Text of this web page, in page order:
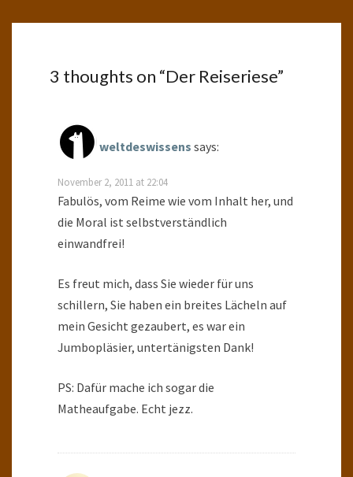
3 thoughts on “Der Reiseriese”
weltdeswissens says:
November 2, 2011 at 22:04
Fabulös, vom Reime wie vom Inhalt her, und
die Moral ist selbstverständlich
einwandfrei!
Es freut mich, dass Sie wieder für uns
schillern, Sie haben ein breites Lächeln auf
mein Gesicht gezaubert, es war ein
Jumbopläsier, untertänigsten Dank!
PS: Dafür mache ich sogar die
Matheaufgabe. Echt jezz.